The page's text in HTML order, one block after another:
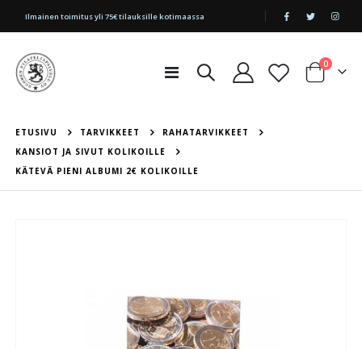
|
Ilmainen toimitus yli 75€ tilauksille kotimaassa
Toggle
Cart
0tuotetta
ETUSIVU TARVIKKEET
RAHATARVIKKEET
KANSIOT JA SIVUT KOLIKOILLE
KÄTEVÄ PIENI ALBUMI 2€ KOLIKOILLE